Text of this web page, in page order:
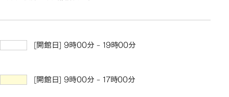
[開館日] 9時00分 - 19時00分
[開館日] 9時00分 - 17時00分